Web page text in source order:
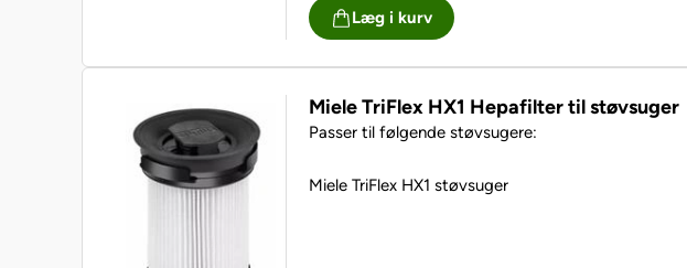
• Miele S8 Uniq
• Ecoline
• Cat & Dog
Læg i kurv
Miele TriFlex HX1 Hepafilter til støvsuger
Passer til følgende støvsugere:
Miele TriFlex HX1 støvsuger